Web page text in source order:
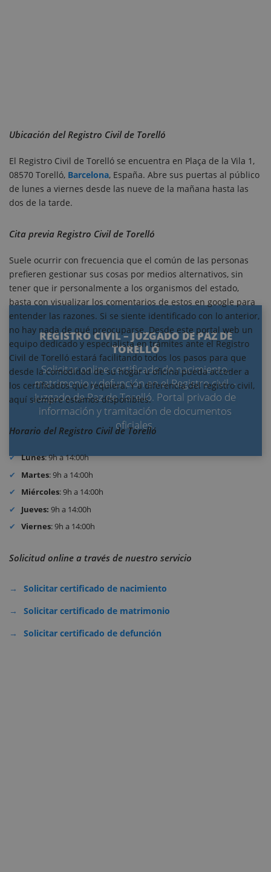
REGISTRO CIVIL – JUZGADO DE PAZ DE
TORELLÓ
Solicitar online certificado de nacimiento,
matrimonio y defunción en el Registro civil –
Juzgado de Paz de Torelló. Portal privado de
información y tramitación de documentos
oficiales.
Ubicación del Registro Civil de Torelló
El Registro Civil de Torelló se encuentra en Plaça de la Vila 1,
08570 Torelló, Barcelona, España. Abre sus puertas al público
de lunes a viernes desde las nueve de la mañana hasta las
dos de la tarde.
Cita previa Registro Civil de Torelló
Suele ocurrir con frecuencia que el común de las personas
prefieren gestionar sus cosas por medios alternativos, sin
tener que ir personalmente a los organismos del estado,
basta con visualizar los comentarios de estos en google para
entender las razones. Si se siente identificado con lo anterior,
no hay nada de qué preocuparse. Desde este portal web un
equipo dedicado y especialista en trámites ante el Registro
Civil de Torelló estará facilitando todos los pasos para que
desde la comodidad de su hogar u oficina pueda acceder a
los certificados que requiera. Y a diferencia del registro civil,
aquí siempre estamos disponibles.
Horario del Registro Civil de Torelló
Lunes: 9h a 14:00h
Martes: 9h a 14:00h
Miércoles: 9h a 14:00h
Jueves: 9h a 14:00h
Viernes: 9h a 14:00h
Solicitud online a través de nuestro servicio
Solicitar certificado de nacimiento
Solicitar certificado de matrimonio
Solicitar certificado de defunción